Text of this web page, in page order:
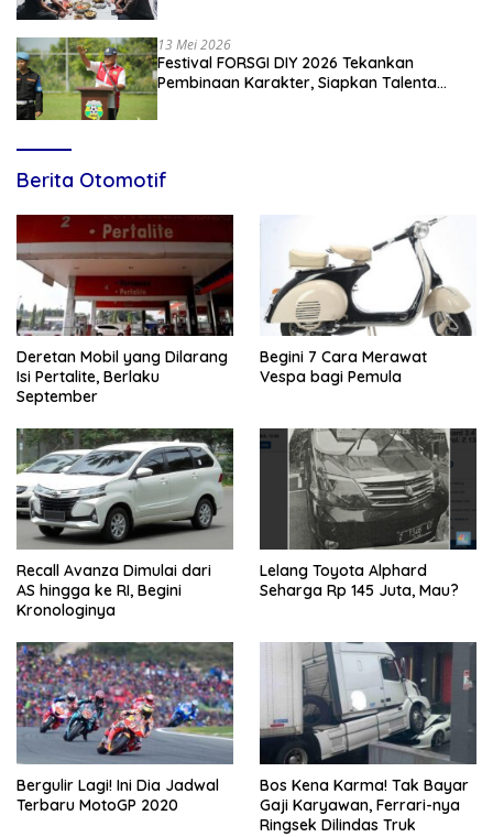
13 Mei 2026
Festival FORSGI DIY 2026 Tekankan
Pembinaan Karakter, Siapkan Talenta
Berita Otomotif
Deretan Mobil yang Dilarang
Isi Pertalite, Berlaku
September
Begini 7 Cara Merawat
Vespa bagi Pemula
Recall Avanza Dimulai dari
AS hingga ke RI, Begini
Kronologinya
Lelang Toyota Alphard
Seharga Rp 145 Juta, Mau?
Bergulir Lagi! Ini Dia Jadwal
Terbaru MotoGP 2020
Bos Kena Karma! Tak Bayar
Gaji Karyawan, Ferrari-nya
Ringsek Dilindas Truk